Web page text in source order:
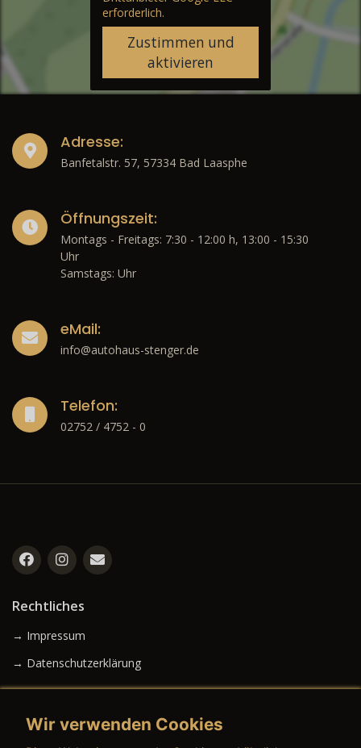
erforderlich.
Zustimmen und
aktivieren
Adresse:
Banfetalstr. 57, 57334 Bad Laasphe
Öffnungszeit:
Montags - Freitags: 7:30 - 12:00 h, 13:00 - 15:30
Uhr
Samstags: Uhr
eMail:
info@autohaus-stenger.de
Telefon:
02752 / 4752 - 0
Rechtliches
→ Impressum
→ Datenschutzerklärung
Wir verwenden Cookies